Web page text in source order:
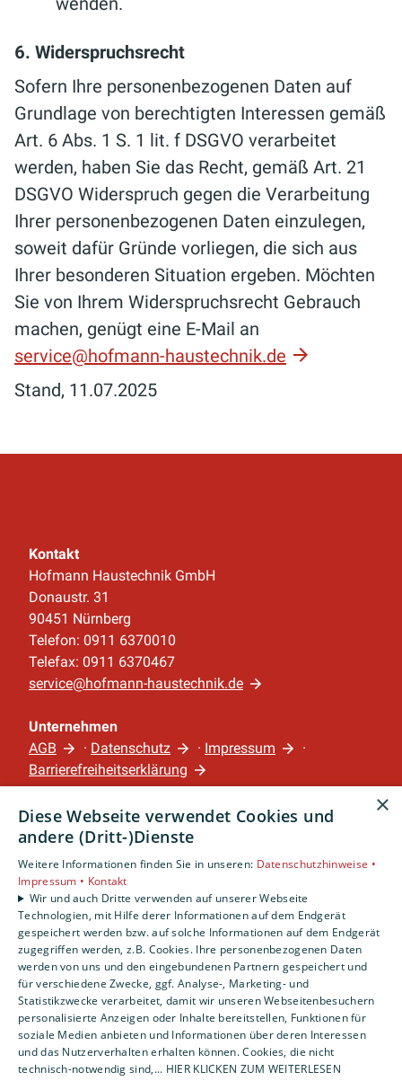
6. Widerspruchsrecht
Sofern Ihre personenbezogenen Daten auf
Grundlage von berechtigten Interessen gemäß
Art. 6 Abs. 1 S. 1 lit. f DSGVO verarbeitet
werden, haben Sie das Recht, gemäß Art. 21
DSGVO Widerspruch gegen die Verarbeitung
Ihrer personenbezogenen Daten einzulegen,
soweit dafür Gründe vorliegen, die sich aus
Ihrer besonderen Situation ergeben. Möchten
Sie von Ihrem Widerspruchsrecht Gebrauch
machen, genügt eine E-Mail an
service@hofmann-haustechnik.de
Stand, 11.07.2025
Kontakt
Hofmann Haustechnik GmbH
Donaustr. 31
90451 Nürnberg
Telefon: 0911 6370010
Telefax: 0911 6370467
service@hofmann-haustechnik.de
Unternehmen
AGB
· Datenschutz · Impressum
·
Barrierefreiheitserklärung
Leistungen
Privatkunden
Gewerbekunden
Karriere
Unternehmen
Standort
Nürnberg
×
Diese Webseite verwendet Cookies und
andere (Dritt-)Dienste
Weitere Informationen finden Sie in unseren: Datenschutzhinweise •
Impressum • Kontakt
Wir und auch Dritte verwenden auf unserer Webseite
Technologien, mit Hilfe derer Informationen auf dem Endgerät
gespeichert werden bzw. auf solche Informationen auf dem Endgerät
zugegriffen werden, z.B. Cookies. Ihre personenbezogenen Daten
werden von uns und den eingebundenen Partnern gespeichert und
für verschiedene Zwecke, ggf. Analyse-, Marketing- und
Statistikzwecke verarbeitet, damit wir unseren Webseitenbesuchern
personalisierte Anzeigen oder Inhalte bereitstellen, Funktionen für
soziale Medien anbieten und Informationen über deren Interessen
und das Nutzerverhalten erhalten können. Cookies, die nicht
technisch-notwendig sind,... HIER KLICKEN ZUM WEITERLESEN